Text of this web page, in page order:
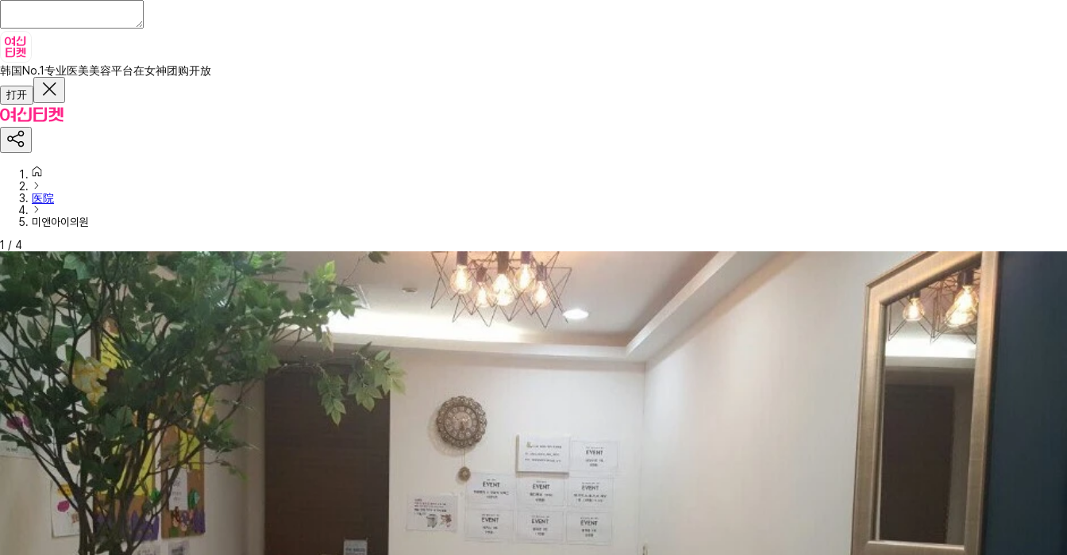
韩国No.1专业医美美容平台在女神团购开放
打开
医院
미앤아이의원
1 / 4